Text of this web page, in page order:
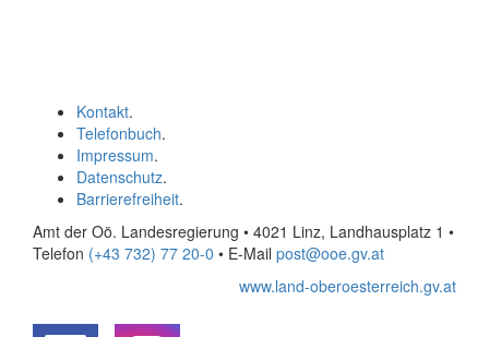
Kontakt.
Telefonbuch.
Impressum.
Datenschutz.
Barrierefreiheit.
Amt der Oö. Landesregierung • 4021 Linz, Landhausplatz 1 •
Telefon (+43 732) 77 20-0 • E-Mail post@ooe.gv.at
www.land-oberoesterreich.gv.at